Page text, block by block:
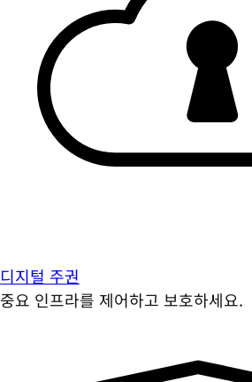
디지털 주권
중요 인프라를 제어하고 보호하세요.